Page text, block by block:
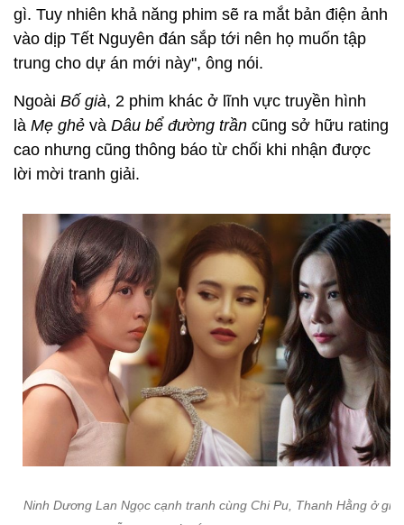
gì. Tuy nhiên khả năng phim sẽ ra mắt bản điện ảnh
vào dịp Tết Nguyên đán sắp tới nên họ muốn tập
trung cho dự án mới này", ông nói.
Ngoài Bố già, 2 phim khác ở lĩnh vực truyền hình
là Mẹ ghẻ và Dâu bể đường trần cũng sở hữu rating
cao nhưng cũng thông báo từ chối khi nhận được
lời mời tranh giải.
Ninh Dương Lan Ngọc cạnh tranh cùng Chi Pu, Thanh Hằng ở